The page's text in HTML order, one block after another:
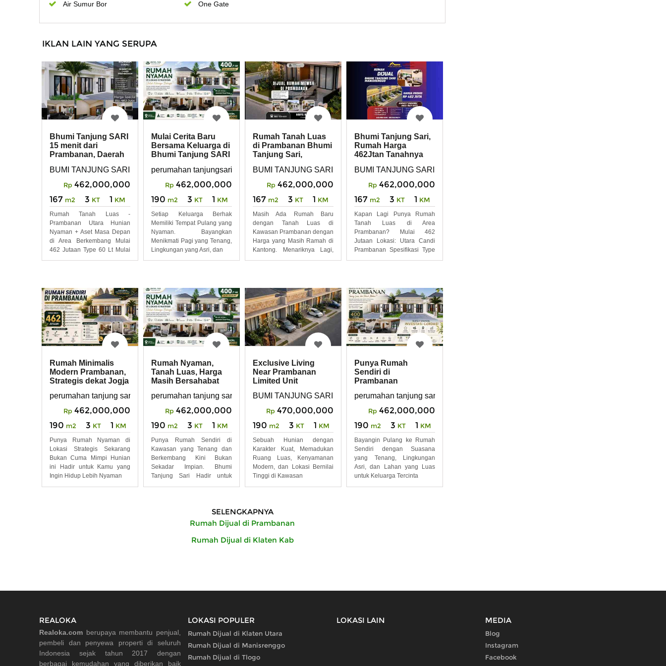
Air Sumur Bor One Gate
IKLAN LAIN YANG SERUPA
Bhumi Tanjung SARI
15 menit dari
Prambanan, Daerah
BUMI TANJUNG SARI, Tanjungsari, Kec. Manisrenggo, Kabupaten Klaten, Jawa Tengah 57485
Rp 462,000,000
167 m2 3 KT 1 KM
Rumah Tanah Luas -
Prambanan Utara Hunian
Nyaman + Aset Masa Depan
di Area Berkembang Mulai
462 Jutaan Type 60 Lt Mulai
Mulai Cerita Baru
Bersama Keluarga di
Bhumi Tanjung SARI
perumahan tanjungsari, manisrenggo, prambanan
Rp 462,000,000
190 m2 3 KT 1 KM
Setiap Keluarga Berhak
Memiliki Tempat Pulang yang
Nyaman. Bayangkan
Menikmati Pagi yang Tenang,
Lingkungan yang Asri, dan
Rumah Tanah Luas
di Prambanan Bhumi
Tanjung Sari,
BUMI TANJUNG SARI, Tanjungsari, Kec. Manisrenggo, Kabupaten Klaten, Jawa Tengah 57485
Rp 462,000,000
167 m2 3 KT 1 KM
Masih Ada Rumah Baru
dengan Tanah Luas di
Kawasan Prambanan dengan
Harga yang Masih Ramah di
Kantong. Menariknya Lagi,
Bhumi Tanjung Sari,
Rumah Harga
462Jtan Tanahnya
BUMI TANJUNG SARI, Tanjungsari, Kec. Manisrenggo, Kabupaten Klaten, Jawa
Rp 462,000,000
167 m2 3 KT 1 KM
Kapan Lagi Punya Rumah
Tanah Luas di Area
Prambanan? Mulai 462
Jutaan Lokasi: Utara Candi
Prambanan Spesifikasi Type
Rumah Minimalis
Modern Prambanan,
Strategis dekat Jogja
perumahan tanjung sari, prambanan, manisrenggo
Rp 462,000,000
190 m2 3 KT 1 KM
Punya Rumah Nyaman di
Lokasi Strategis Sekarang
Bukan Cuma Mimpi Hunian
ini Hadir untuk Kamu yang
Ingin Hidup Lebih Nyaman
Rumah Nyaman,
Tanah Luas, Harga
Masih Bersahabat
perumahan tanjung sari, prambanan, manisrenggo
Rp 462,000,000
190 m2 3 KT 1 KM
Punya Rumah Sendiri di
Kawasan yang Tenang dan
Berkembang Kini Bukan
Sekadar Impian. Bhumi
Tanjung Sari Hadir untuk
Exclusive Living
Near Prambanan
Limited Unit
BUMI TANJUNG SARI, Tanjungsari, Kec. Manisrenggo, Kabupaten Klaten, Jawa Tengah 57485
Rp 470,000,000
190 m2 3 KT 1 KM
Sebuah Hunian dengan
Karakter Kuat, Memadukan
Ruang Luas, Kenyamanan
Modern, dan Lokasi Bernilai
Tinggi di Kawasan
Punya Rumah
Sendiri di
Prambanan
perumahan tanjung sari, prambanan, manisrenggo
Rp 462,000,000
190 m2 3 KT 1 KM
Bayangin Pulang ke Rumah
Sendiri dengan Suasana
yang Tenang, Lingkungan
Asri, dan Lahan yang Luas
untuk Keluarga Tercinta
SELENGKAPNYA
Rumah Dijual di Prambanan
Rumah Dijual di Klaten Kab
REALOKA
Realoka.com berupaya membantu penjual,
pembeli dan penyewa properti di seluruh
Indonesia sejak tahun 2017 dengan
berbagai kemudahan yang diberikan baik
LOKASI POPULER
Rumah Dijual di Klaten Utara
Rumah Dijual di Manisrenggo
Rumah Dijual di Tlogo
LOKASI LAIN MEDIA
Blog
Instagram
Facebook